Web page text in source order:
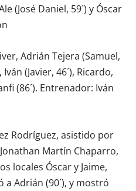
(José Daniel, 59´) y Óscar
Adrián Tejera (Samuel,
(Javier, 46´), Ricardo,
(86´). Entrenador: Iván
Rodríguez, asistido por
Martín Chaparro,
locales Óscar y Jaime,
Adrián (90´), y mostró